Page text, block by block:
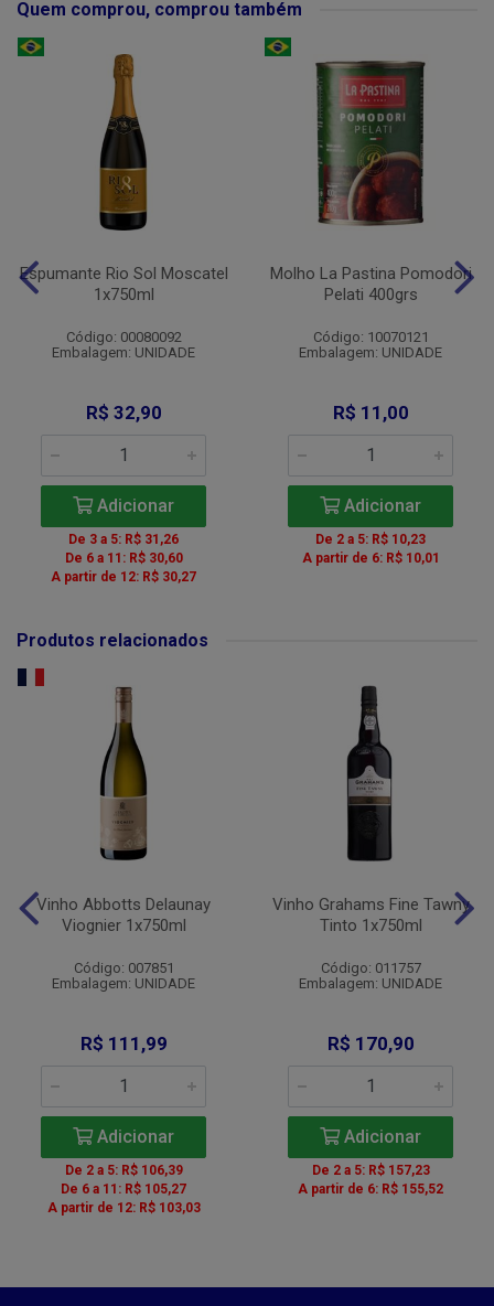
Quem comprou, comprou também
Espumante Rio Sol Moscatel
1x750ml
Código: 00080092
Embalagem: UNIDADE
R$ 32,90
Adicionar
De 3 a 5: R$ 31,26
De 6 a 11: R$ 30,60
A partir de 12: R$ 30,27
Molho La Pastina Pomodori
Pelati 400grs
Código: 10070121
Embalagem: UNIDADE
R$ 11,00
Adicionar
De 2 a 5: R$ 10,23
A partir de 6: R$ 10,01
Produtos relacionados
Vinho Abbotts Delaunay
Viognier 1x750ml
Código: 007851
Embalagem: UNIDADE
R$ 111,99
Adicionar
De 2 a 5: R$ 106,39
De 6 a 11: R$ 105,27
A partir de 12: R$ 103,03
Vinho Grahams Fine Tawny
Tinto 1x750ml
Código: 011757
Embalagem: UNIDADE
R$ 170,90
Adicionar
De 2 a 5: R$ 157,23
A partir de 6: R$ 155,52